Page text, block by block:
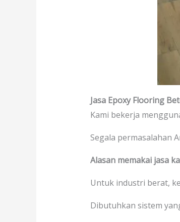
Jasa Epoxy Flooring
Kami bekerja
Segala permasalahan
Alasan memakai jasa
Untuk industri berat,
Dibutuhkan sistem